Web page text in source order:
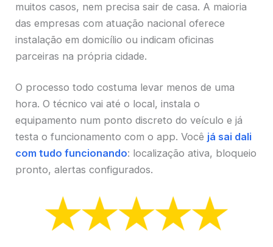
muitos casos, nem precisa sair de casa. A maioria
das empresas com atuação nacional oferece
instalação em domicílio ou indicam oficinas
parceiras na própria cidade.
O processo todo costuma levar menos de uma
hora. O técnico vai até o local, instala o
equipamento num ponto discreto do veículo e já
testa o funcionamento com o app. Você já sai dali
com tudo funcionando: localização ativa, bloqueio
pronto, alertas configurados.